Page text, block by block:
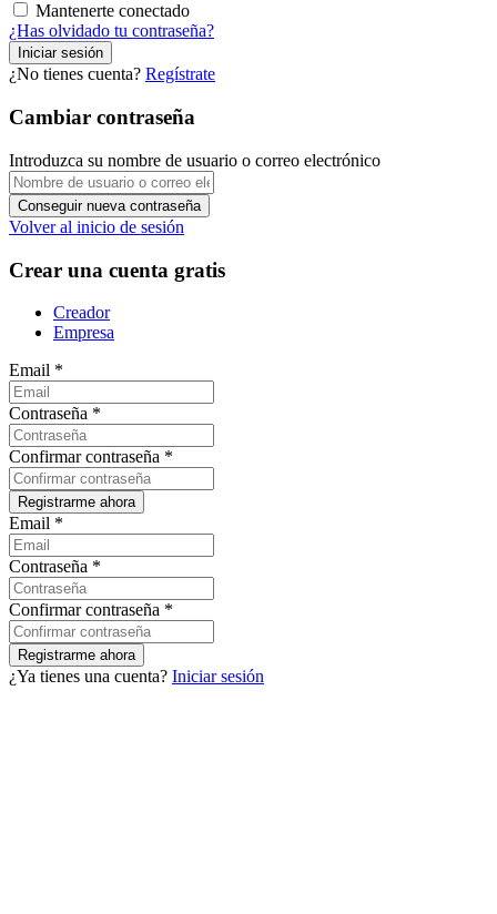
Mantenerte conectado
¿Has olvidado tu contraseña?
¿No tienes cuenta? Regístrate
Cambiar contraseña
Introduzca su nombre de usuario o correo electrónico
Volver al inicio de sesión
Crear una cuenta gratis
Creador
Empresa
Email *
Contraseña *
Confirmar contraseña *
Email *
Contraseña *
Confirmar contraseña *
¿Ya tienes una cuenta? Iniciar sesión